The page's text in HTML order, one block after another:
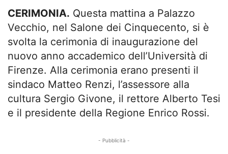
CERIMONIA. Questa mattina a Palazzo
Vecchio, nel Salone dei Cinquecento, si è
svolta la cerimonia di inaugurazione del
nuovo anno accademico dell’Università di
Firenze. Alla cerimonia erano presenti il
sindaco Matteo Renzi, l’assessore alla
cultura Sergio Givone, il rettore Alberto Tesi
e il presidente della Regione Enrico Rossi.
- Pubblicità -